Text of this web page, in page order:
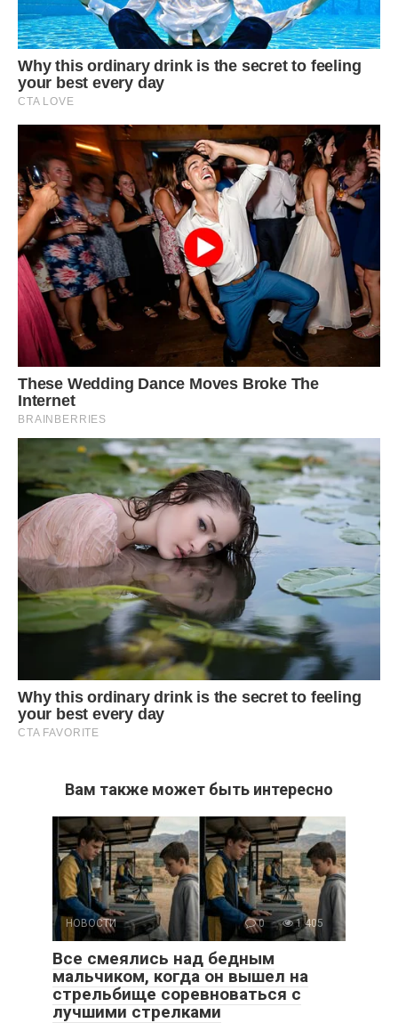
Вам также может быть интересно
НОВОСТИ 0 1 405
Все смеялись над бедным
мальчиком, когда он вышел на
стрельбище соревноваться с
лучшими стрелками